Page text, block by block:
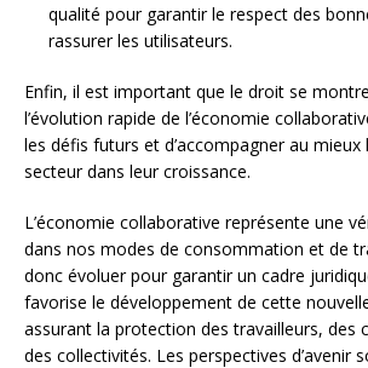
qualité pour garantir le respect des
rassurer les utilisateurs.
Enfin, il est important que le droit se
l’évolution rapide de l’économie
les défis futurs et d’accompagner au mieux
secteur dans leur croissance.
L’économie collaborative représente une
dans nos modes de consommation et de
donc évoluer pour garantir un cadre
favorise le développement de cette
assurant la protection des travailleurs, des
des collectivités. Les perspectives d’avenir